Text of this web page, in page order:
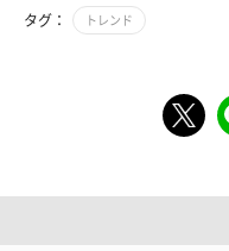
タグ： トレンド